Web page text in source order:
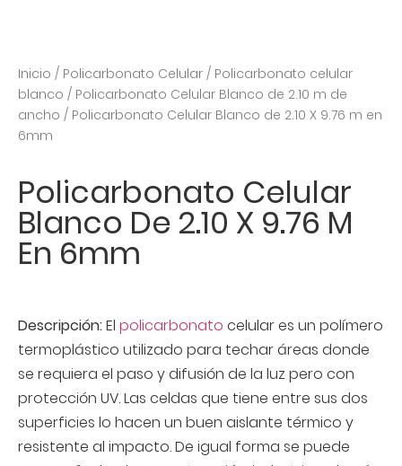
Inicio / Policarbonato Celular / Policarbonato celular
blanco / Policarbonato Celular Blanco de 2.10 m de
ancho / Policarbonato Celular Blanco de 2.10 X 9.76 m en
6mm
Policarbonato Celular
Blanco De 2.10 X 9.76 M
En 6mm
Descripción:El policarbonato celular es un polímero
termoplástico utilizado para techar áreas donde
se requiera el paso y difusión de la luz pero con
protección UV. Las celdas que tiene entre sus dos
superficies lo hacen un buen aislante térmico y
resistente al impacto. De igual forma se puede